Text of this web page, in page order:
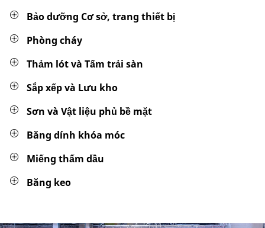
Bảo dưỡng Cơ sở, trang thiết bị
Phòng cháy
Thảm lót và Tấm trải sàn
Sắp xếp và Lưu kho
Sơn và Vật liệu phủ bề mặt
Băng dính khóa móc
Miếng thấm dầu
Băng keo